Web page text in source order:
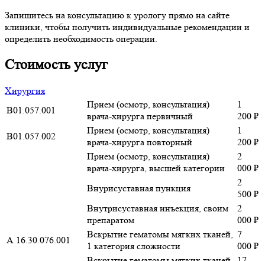
Запишитесь на консультацию к урологу прямо на сайте
клиники, чтобы получить индивидуальные рекомендации и
определить необходимость операции.
Стоимость услуг
Хирургия
B01.057.001
Прием (осмотр, консультация)
врача-хирурга первичный
1
200 ₽
B01.057.002
Прием (осмотр, консультация)
врача-хирурга повторный
1
200 ₽
Прием (осмотр, консультация)
врача-хирурга, высшей категории
2
000 ₽
Внурисуставная пункция
2
500 ₽
Внутрисуставная инъекция, своим
препаратом
2
000 ₽
А 16.30.076.001
Вскрытие гематомы мягких тканей,
1 категория сложности
7
000 ₽